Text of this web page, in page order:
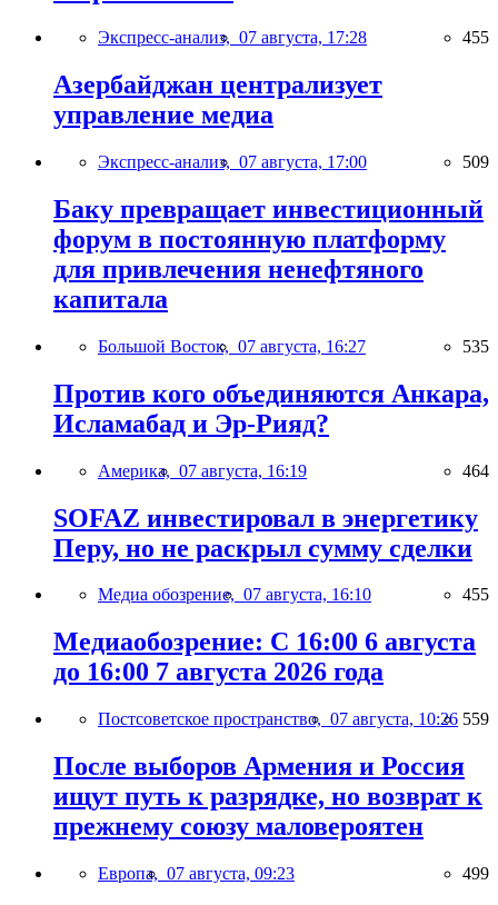
Экспресс-анализ, 07 августа, 17:28 455
Азербайджан централизует
управление медиа
Экспресс-анализ, 07 августа, 17:00 509
Баку превращает инвестиционный
форум в постоянную платформу
для привлечения ненефтяного
капитала
Большой Восток, 07 августа, 16:27 535
Против кого объединяются Анкара,
Исламабад и Эр-Рияд?
Америка, 07 августа, 16:19 464
SOFAZ инвестировал в энергетику
Перу, но не раскрыл сумму сделки
Медиа обозрение, 07 августа, 16:10 455
Медиаобозрение: С 16:00 6 августа
до 16:00 7 августа 2026 года
Постсоветское пространство, 07 августа, 10:26 559
После выборов Армения и Россия
ищут путь к разрядке, но возврат к
прежнему союзу маловероятен
Европа, 07 августа, 09:23 499